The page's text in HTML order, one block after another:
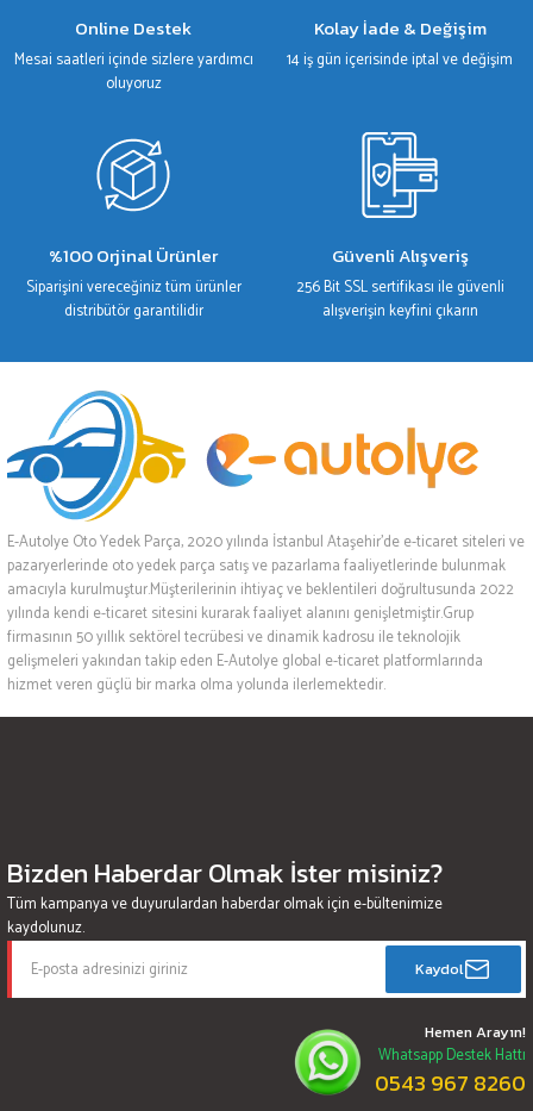
Online Destek
Mesai saatleri içinde sizlere yardımcı
oluyoruz
Kolay İade & Değişim
14 iş gün içerisinde iptal ve değişim
%100 Orjinal Ürünler
Siparişini vereceğiniz tüm ürünler
distribütör garantilidir
Güvenli Alışveriş
256 Bit SSL sertifikası ile güvenli
alışverişin keyfini çıkarın
E-Autolye Oto Yedek Parça, 2020 yılında İstanbul Ataşehir’de e-ticaret siteleri ve
pazaryerlerinde oto yedek parça satış ve pazarlama faaliyetlerinde bulunmak
amacıyla kurulmuştur.Müşterilerinin ihtiyaç ve beklentileri doğrultusunda 2022
yılında kendi e-ticaret sitesini kurarak faaliyet alanını genişletmiştir.Grup
firmasının 50 yıllık sektörel tecrübesi ve dinamik kadrosu ile teknolojik
gelişmeleri yakından takip eden E-Autolye global e-ticaret platformlarında
hizmet veren güçlü bir marka olma yolunda ilerlemektedir.
Bizden Haberdar Olmak İster misiniz?
Tüm kampanya ve duyurulardan haberdar olmak için e-bültenimize
kaydolunuz.
Kaydol
Hemen Arayın!
Whatsapp Destek Hattı
0543 967 8260